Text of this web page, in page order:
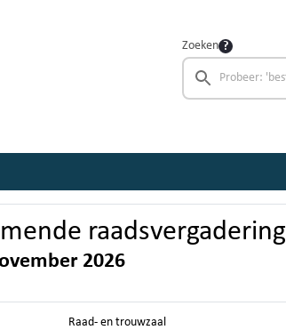
Zoeken
raadsvergadering
2026
Raad- en trouwzaal